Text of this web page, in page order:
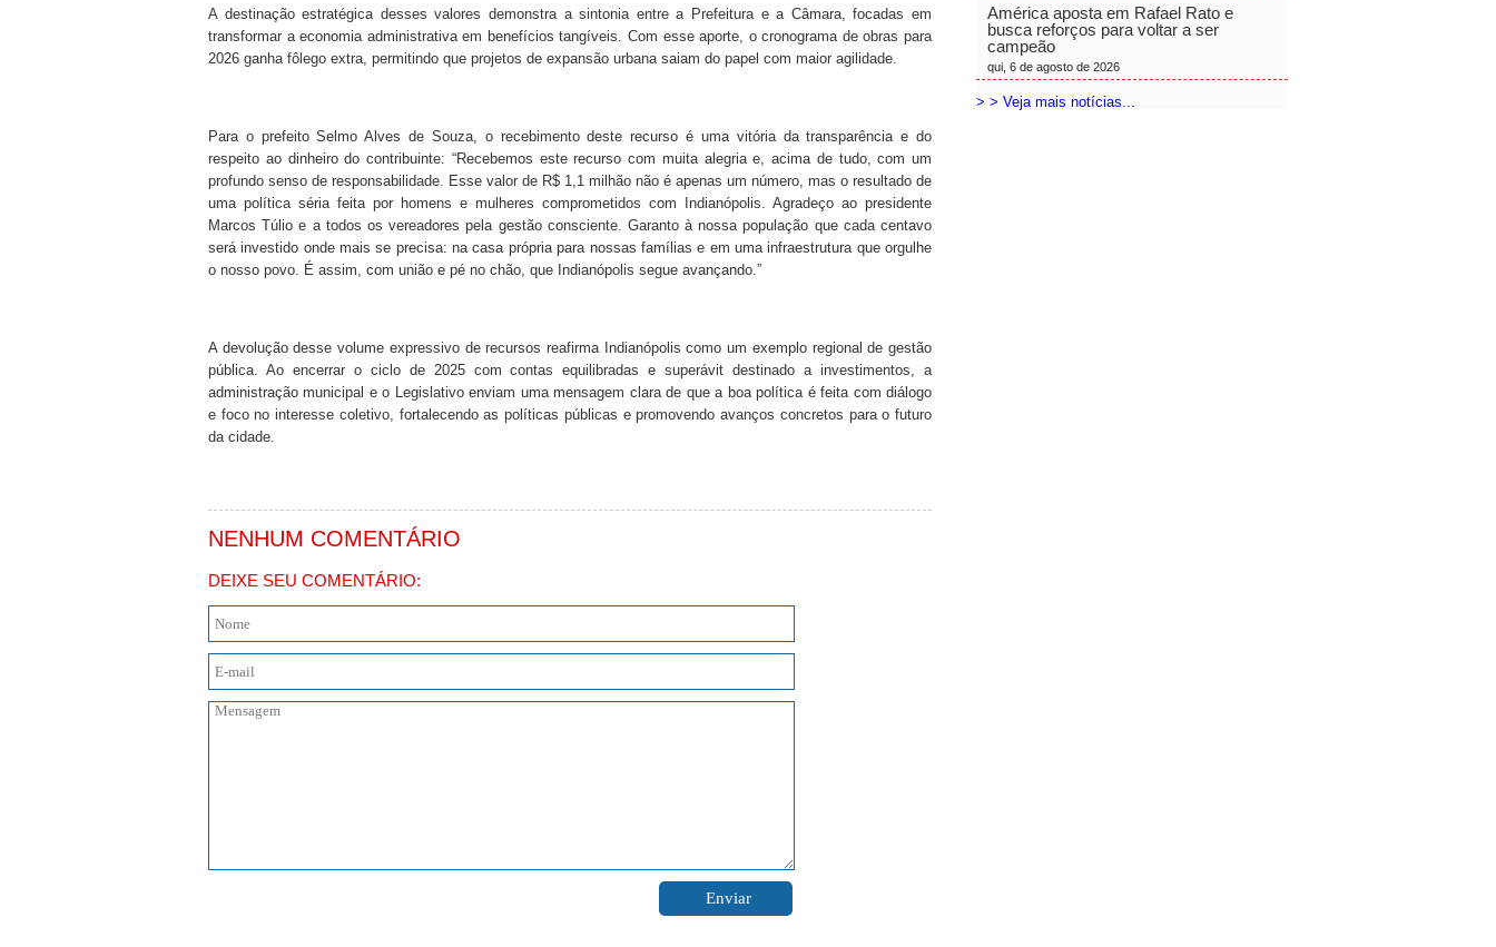
A destinação estratégica desses valores demonstra a sintonia entre a Prefeitura e a Câmara, focadas em
transformar a economia administrativa em benefícios tangíveis. Com esse aporte, o cronograma de obras para
2026 ganha fôlego extra, permitindo que projetos de expansão urbana saiam do papel com maior agilidade.
Para o prefeito Selmo Alves de Souza, o recebimento deste recurso é uma vitória da transparência e do
respeito ao dinheiro do contribuinte: “Recebemos este recurso com muita alegria e, acima de tudo, com um
profundo senso de responsabilidade. Esse valor de R$ 1,1 milhão não é apenas um número, mas o resultado de
uma política séria feita por homens e mulheres comprometidos com Indianópolis. Agradeço ao presidente
Marcos Túlio e a todos os vereadores pela gestão consciente. Garanto à nossa população que cada centavo
será investido onde mais se precisa: na casa própria para nossas famílias e em uma infraestrutura que orgulhe
o nosso povo. É assim, com união e pé no chão, que Indianópolis segue avançando.”
A devolução desse volume expressivo de recursos reafirma Indianópolis como um exemplo regional de gestão
pública. Ao encerrar o ciclo de 2025 com contas equilibradas e superávit destinado a investimentos, a
administração municipal e o Legislativo enviam uma mensagem clara de que a boa política é feita com diálogo
e foco no interesse coletivo, fortalecendo as políticas públicas e promovendo avanços concretos para o futuro
da cidade.
NENHUM COMENTÁRIO
DEIXE SEU COMENTÁRIO:
América aposta em Rafael Rato e
busca reforços para voltar a ser
campeão
qui, 6 de agosto de 2026
> > Veja mais notícias...